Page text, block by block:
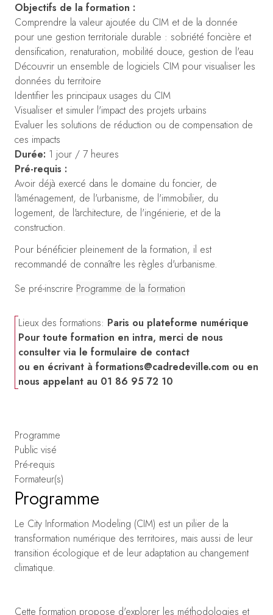
Objectifs de la formation :
Comprendre la valeur ajoutée du CIM et de la donnée
pour une gestion territoriale durable : sobriété foncière et
densification, renaturation, mobilité douce, gestion de l'eau
Découvrir un ensemble de logiciels CIM pour visualiser les
données du territoire
Identifier les principaux usages du CIM
Visualiser et simuler l'impact des projets urbains
Evaluer les solutions de réduction ou de compensation de
ces impacts
Durée: 1 jour / 7 heures
Pré-requis :
Avoir déjà exercé dans le domaine du foncier, de
l'aménagement, de l'urbanisme, de l'immobilier, du
logement, de l'architecture, de l'ingénierie, et de la
construction.
Pour bénéficier pleinement de la formation, il est
recommandé de connaître les règles d'urbanisme.
Se pré-inscrire Programme de la formation
Lieux des formations: Paris ou plateforme numérique
Pour toute formation en intra, merci de nous
consulter via le formulaire de contact
ou en écrivant à formations@cadredeville.com ou en
nous appelant au 01 86 95 72 10
Programme
Public visé
Pré-requis
Formateur(s)
Programme
Le City Information Modeling (CIM) est un pilier de la
transformation numérique des territoires, mais aussi de leur
transition écologique et de leur adaptation au changement
climatique.
Cette formation propose d'explorer les méthodologies et